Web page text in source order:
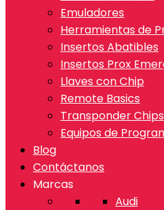
Emuladores
Herramientas de
Insertos Abatibles
Insertos Prox
Llaves con Chip
Remote Basics
Transponder Chips
Equipos de
Blog
Contáctanos
Marcas
Audi